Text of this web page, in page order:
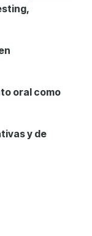
oral como
y de